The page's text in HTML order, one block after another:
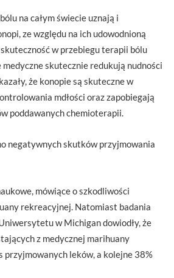
na całym świecie uznają i
ze względu na ich udowodnioną
w przebiegu terapii bólu
medyczne skutecznie redukują nudności
że konopie są skuteczne w
mdłości oraz zapobiegają
poddawanych chemioterapii.
negatywnych skutków przyjmowania
mówiące o szkodliwości
rekreacyjnej. Natomiast badania
w Michigan dowiodły, że
z medycznej marihuany
przyjmowanych leków, a kolejne 38%